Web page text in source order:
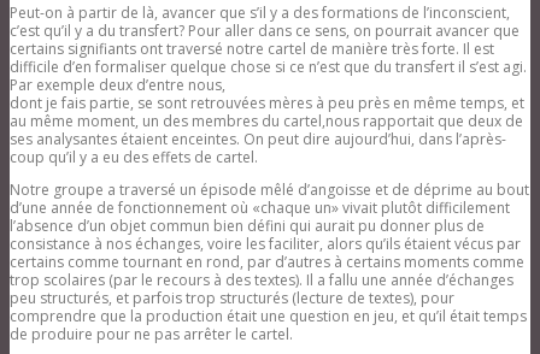
Peut-on à partir de là, avancer que s’il y a des formations de l’inconscient,
c’est qu’il y a du transfert? Pour aller dans ce sens, on pourrait avancer que
certains signifiants ont traversé notre cartel de manière très forte. Il est
difficile d’en formaliser quelque chose si ce n’est que du transfert il s’est agi.
Par exemple deux d’entre nous,
dont je fais partie, se sont retrouvées mères à peu près en même temps, et
au même moment, un des membres du cartel,nous rapportait que deux de
ses analysantes étaient enceintes. On peut dire aujourd’hui, dans l’après-
coup qu’il y a eu des effets de cartel.
Notre groupe a traversé un épisode mêlé d’angoisse et de déprime au bout
d’une année de fonctionnement où «chaque un» vivait plutôt difficilement
l’absence d’un objet commun bien défini qui aurait pu donner plus de
consistance à nos échanges, voire les faciliter, alors qu’ils étaient vécus par
certains comme tournant en rond, par d’autres à certains moments comme
trop scolaires (par le recours à des textes). Il a fallu une année d’échanges
peu structurés, et parfois trop structurés (lecture de textes), pour
comprendre que la production était une question en jeu, et qu’il était temps
de produire pour ne pas arrêter le cartel.